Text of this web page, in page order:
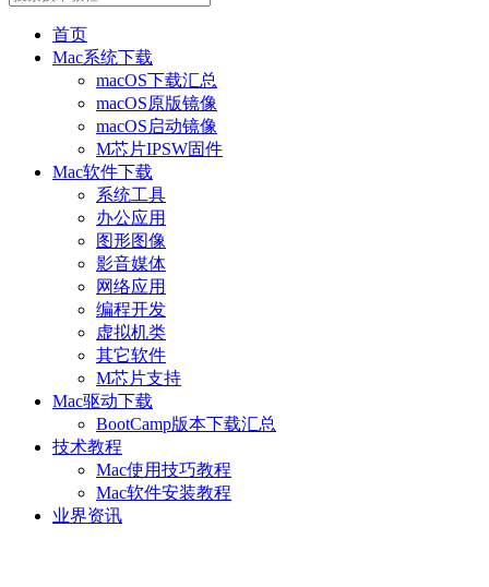
首页
Mac系统下载
macOS下载汇总
macOS原版镜像
macOS启动镜像
M芯片IPSW固件
Mac软件下载
系统工具
办公应用
图形图像
影音媒体
网络应用
编程开发
虚拟机类
其它软件
M芯片支持
Mac驱动下载
BootCamp版本下载汇总
技术教程
Mac使用技巧教程
Mac软件安装教程
业界资讯